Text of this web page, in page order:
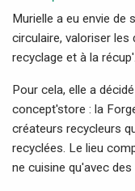
Murielle a eu envie de
circulaire, valoriser les
recyclage et à la récup'.
Pour cela, elle a
concept'store : la
créateurs recycleurs
recyclées. Le lieu
ne cuisine qu'avec